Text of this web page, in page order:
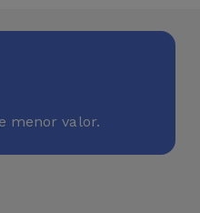
menor valor.